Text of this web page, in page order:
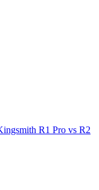
R1 Pro vs R2